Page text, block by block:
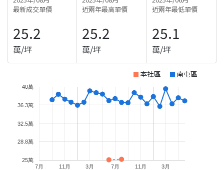
最新成交單價
25.2
萬/坪
近兩年最高單價
25.2
萬/坪
近兩年最低單價
25.1
萬/坪
本社區 南屯區
7月 11月 3月 7月 11月 3月
25萬
28.8萬
32.5萬
36.3萬
40萬